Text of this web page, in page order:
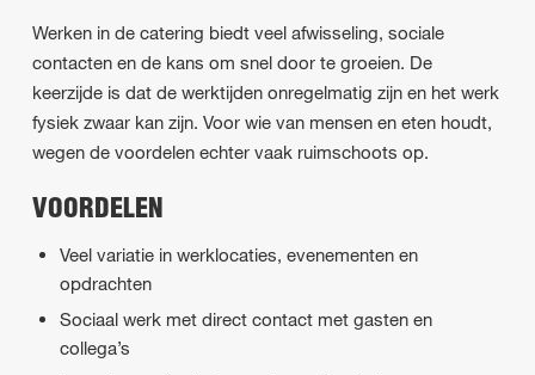
Werken in de catering biedt veel afwisseling, sociale
contacten en de kans om snel door te groeien. De
keerzijde is dat de werktijden onregelmatig zijn en het werk
fysiek zwaar kan zijn. Voor wie van mensen en eten houdt,
wegen de voordelen echter vaak ruimschoots op.
VOORDELEN
Veel variatie in werklocaties, evenementen en
opdrachten
Sociaal werk met direct contact met gasten en
collega’s